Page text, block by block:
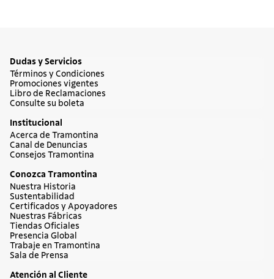
Dudas y Servicios
Términos y Condiciones
Promociones vigentes
Libro de Reclamaciones
Consulte su boleta
Institucional
Acerca de Tramontina
Canal de Denuncias
Consejos Tramontina
Conozca Tramontina
Nuestra Historia
Sustentabilidad
Certificados y Apoyadores
Nuestras Fábricas
Tiendas Oficiales
Presencia Global
Trabaje en Tramontina
Sala de Prensa
Atención al Cliente